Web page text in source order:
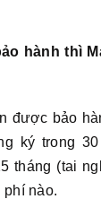
hành thì
được bảo
ký trong
tháng (tai
phí nào.